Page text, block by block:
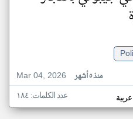
Mar 04, 2026
منذ ٥ أشهر
عدد الكلمات: ١٨٤